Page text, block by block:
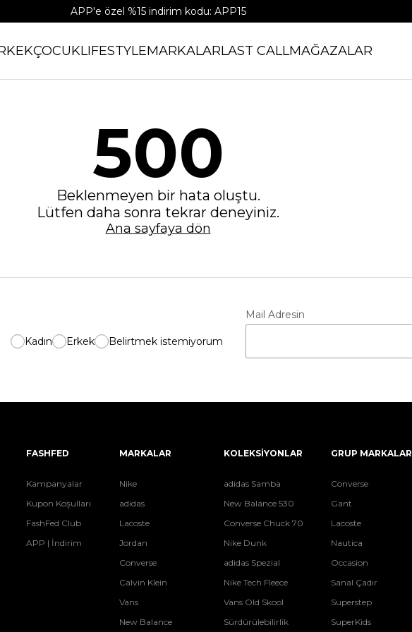
APP'e özel %15 indirim kodu: APP15
ÇOCUKLIFESTYLEMARKALARLAST CALLMAĞAZALAR
500
Beklenmeyen bir hata oluştu.
Lütfen daha sonra tekrar deneyiniz.
Ana sayfaya dön
Kadın Erkek Belirtmek istemiyorum
Mail Adresin
FASHFED
Kampanyalar
Kupon Koşulları
FashFed Club
APP | İndirim
MARKALAR
Nike
adidas
Lacoste
Jordan
Converse
Calvin Klein
Vans
New Balance
KOLEKSİYONLAR
adidas Samba
New Balance 530
Converse Chuck 70
Nike Dunk
adidas Spezial
Nike Tech Fleece
Vans Old Skool
Sürdürülebilirlik
GRUP MARKALAR
Converse
Gant
Lacoste
Nautica
Occasion
Sanal Çadır
Superstep
SuperKids